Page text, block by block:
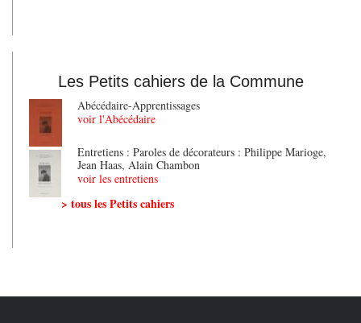
Les Petits cahiers de la Commune
Abécédaire-Apprentissages
voir l'Abécédaire
Entretiens : Paroles de décorateurs : Philippe Marioge,
Jean Haas, Alain Chambon
voir les entretiens
> tous les Petits cahiers